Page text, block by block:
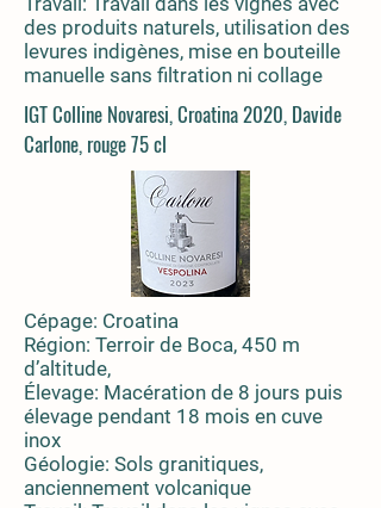
des produits naturels, utilisation des
levures indigènes, mise en bouteille
manuelle sans filtration ni collage
IGT Colline Novaresi, Croatina 2020, Davide
Carlone, rouge 75 cl
Cépage: Croatina
Région: Terroir de Boca, 450 m
d’altitude,
Élevage: Macération de 8 jours puis
élevage pendant 18 mois en cuve
inox
Géologie: Sols granitiques,
anciennement volcanique